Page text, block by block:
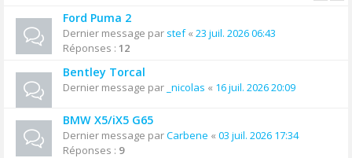
Ford Puma 2
Dernier message par stef« 23 juil. 2026 06:43
Réponses : 12
Bentley Torcal
Dernier message par _nicolas « 16 juil. 2026 20:09
BMW X5/iX5 G65
Dernier message parCarbene « 03 juil. 2026 17:34
Réponses : 9